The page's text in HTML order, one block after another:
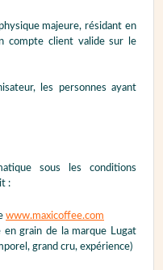
majeure, résidant en
compte client valide sur le
les personnes ayant
sous les conditions
:
www.maxicoffee.com
grain de la marque Lugat
grand cru, expérience)